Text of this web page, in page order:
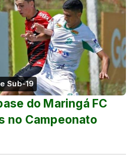
Sub-19
do Maringá FC
no Campeonato